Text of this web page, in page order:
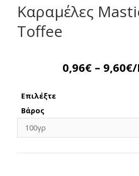
Καραμέλες
Toffee
0,96€ – 9,60€/
Επιλέξτε
Βάρος